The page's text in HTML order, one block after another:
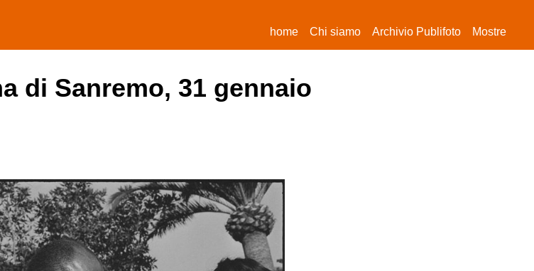
home(current)
Chi siamo Archivio Publifoto Mostre
di Sanremo, 31 gennaio